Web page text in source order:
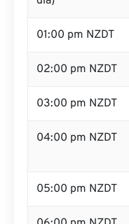
01:00 pm NZDT
02:00 pm NZDT
03:00 pm NZDT
04:00 pm NZDT
05:00 pm NZDT